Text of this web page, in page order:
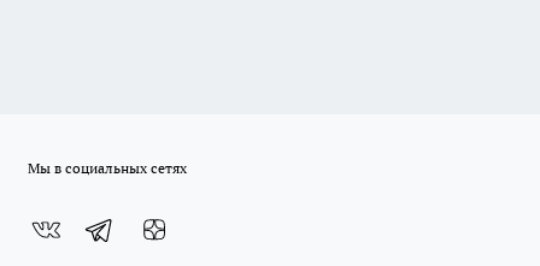
Мы в социальных сетях